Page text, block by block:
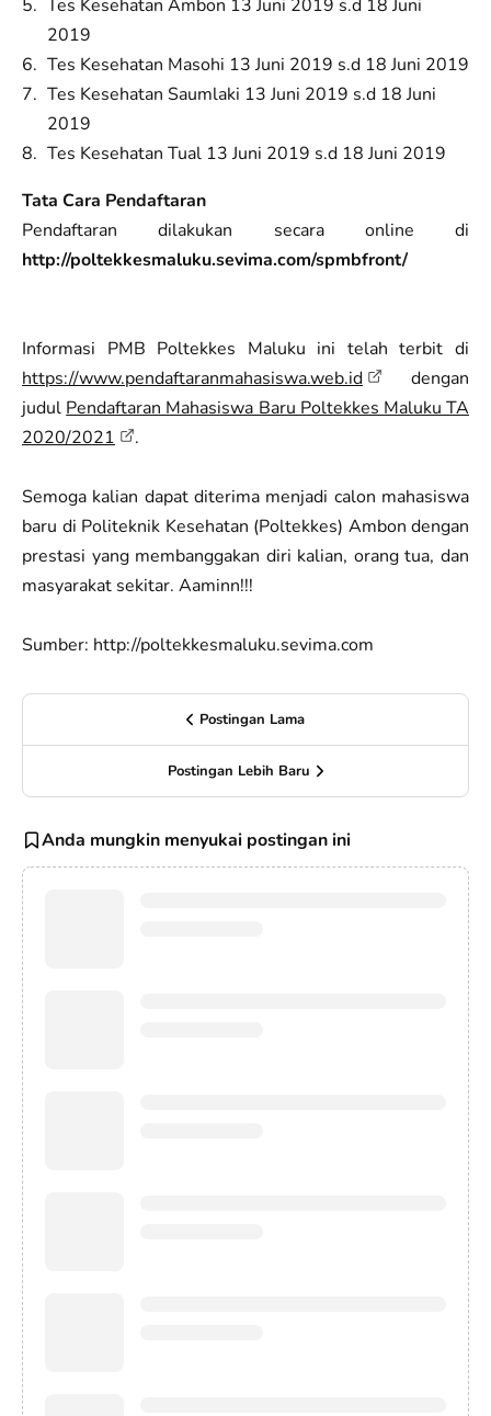
Tes Kesehatan Ambon 13 Juni 2019 s.d 18 Juni
2019
Tes Kesehatan Masohi 13 Juni 2019 s.d 18 Juni 2019
Tes Kesehatan Saumlaki 13 Juni 2019 s.d 18 Juni
2019
Tes Kesehatan Tual 13 Juni 2019 s.d 18 Juni 2019
Tata Cara Pendaftaran
Pendaftaran dilakukan secara online di
http://poltekkesmaluku.sevima.com/spmbfront/
Informasi PMB Poltekkes Maluku ini telah terbit di
https://www.pendaftaranmahasiswa.web.id
dengan
judul Pendaftaran Mahasiswa Baru Poltekkes Maluku TA
2020/2021
.
Semoga kalian dapat diterima menjadi calon mahasiswa
baru di Politeknik Kesehatan (Poltekkes) Ambon dengan
prestasi yang membanggakan diri kalian, orang tua, dan
masyarakat sekitar. Aaminn!!!
Sumber: http://poltekkesmaluku.sevima.com
Postingan Lama
Postingan Lebih Baru
Anda mungkin menyukai postingan ini